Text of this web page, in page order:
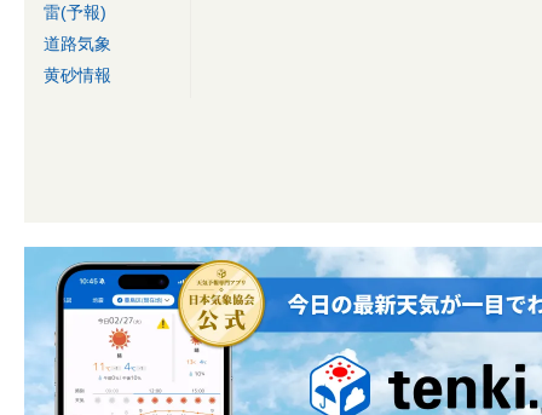
雷(予報)
道路気象
黄砂情報